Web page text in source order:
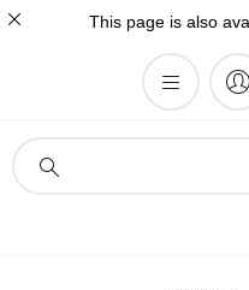
This page is also